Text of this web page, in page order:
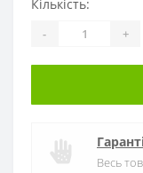
Кількість:
- +
Весь